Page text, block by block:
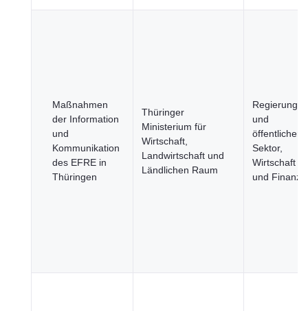
Maßnahmen
der Information
und
Kommunikation
des EFRE in
Thüringen
Thüringer
Ministerium für
Wirtschaft,
Landwirtschaft und
Ländlichen Raum
Regierung
und
öffentlicher
Sektor,
Wirtschaft
und